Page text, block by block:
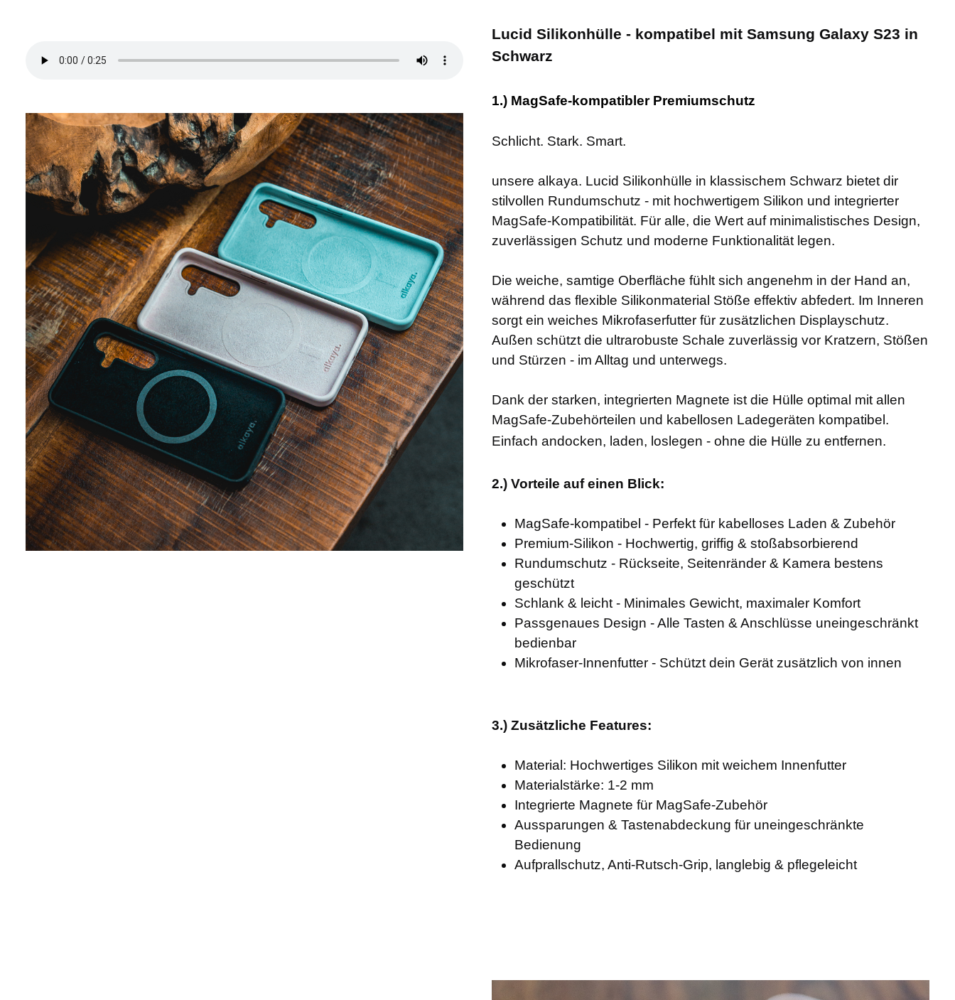
Lucid Silikonhülle - kompatibel mit Samsung Galaxy S23 in
Schwarz
1.) MagSafe-kompatibler Premiumschutz
Schlicht. Stark. Smart.
unsere alkaya. Lucid Silikonhülle in klassischem Schwarz bietet dir
stilvollen Rundumschutz - mit hochwertigem Silikon und integrierter
MagSafe-Kompatibilität. Für alle, die Wert auf minimalistisches Design,
zuverlässigen Schutz und moderne Funktionalität legen.
Die weiche, samtige Oberfläche fühlt sich angenehm in der Hand an,
während das flexible Silikonmaterial Stöße effektiv abfedert. Im Inneren
sorgt ein weiches Mikrofaserfutter für zusätzlichen Displayschutz.
Außen schützt die ultrarobuste Schale zuverlässig vor Kratzern, Stößen
und Stürzen - im Alltag und unterwegs.
Dank der starken, integrierten Magnete ist die Hülle optimal mit allen
MagSafe-Zubehörteilen und kabellosen Ladegeräten kompatibel.
Einfach andocken, laden, loslegen - ohne die Hülle zu entfernen.
2.) Vorteile auf einen Blick:
MagSafe-kompatibel - Perfekt für kabelloses Laden & Zubehör
Premium-Silikon - Hochwertig, griffig & stoßabsorbierend
Rundumschutz - Rückseite, Seitenränder & Kamera bestens
geschützt
Schlank & leicht - Minimales Gewicht, maximaler Komfort
Passgenaues Design - Alle Tasten & Anschlüsse uneingeschränkt
bedienbar
Mikrofaser-Innenfutter - Schützt dein Gerät zusätzlich von innen
3.) Zusätzliche Features:
Material: Hochwertiges Silikon mit weichem Innenfutter
Materialstärke: 1-2 mm
Integrierte Magnete für MagSafe-Zubehör
Aussparungen & Tastenabdeckung für uneingeschränkte
Bedienung
Aufprallschutz, Anti-Rutsch-Grip, langlebig & pflegeleicht